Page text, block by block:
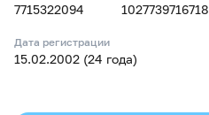
7715322094 1027739716718
Дата регистрации
15.02.2002 (24 года)